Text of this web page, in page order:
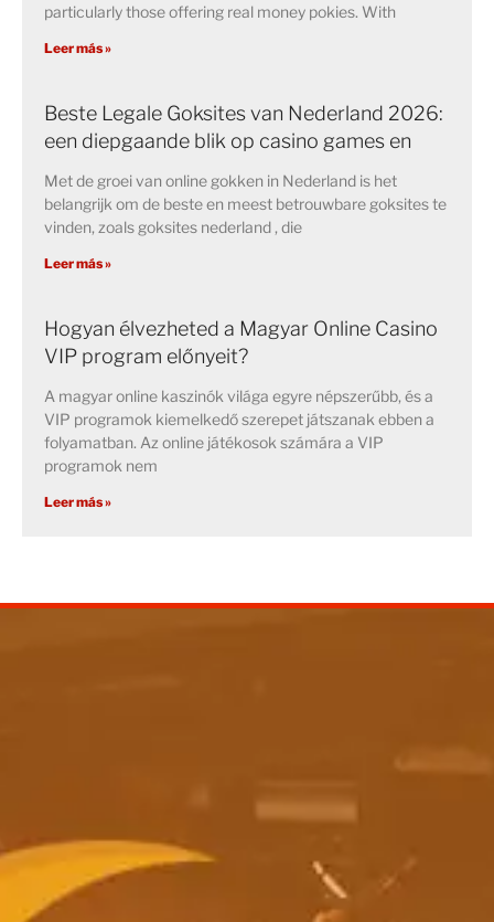
particularly those offering real money pokies. With
Leer más »
Beste Legale Goksites van Nederland 2026:
een diepgaande blik op casino games en
Met de groei van online gokken in Nederland is het
belangrijk om de beste en meest betrouwbare goksites te
vinden, zoals goksites nederland , die
Leer más »
Hogyan élvezheted a Magyar Online Casino
VIP program előnyeit?
A magyar online kaszinók világa egyre népszerűbb, és a
VIP programok kiemelkedő szerepet játszanak ebben a
folyamatban. Az online játékosok számára a VIP
programok nem
Leer más »